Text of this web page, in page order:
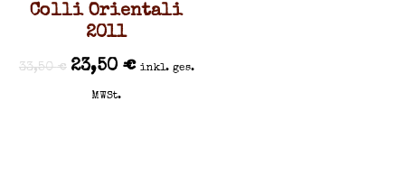
Colli Orientali
2011
33,50€ 23,50 € inkl. ges.
MWSt.